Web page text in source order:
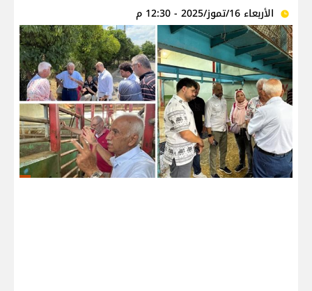
الأربعاء 16/تموز/2025 - 12:30 م